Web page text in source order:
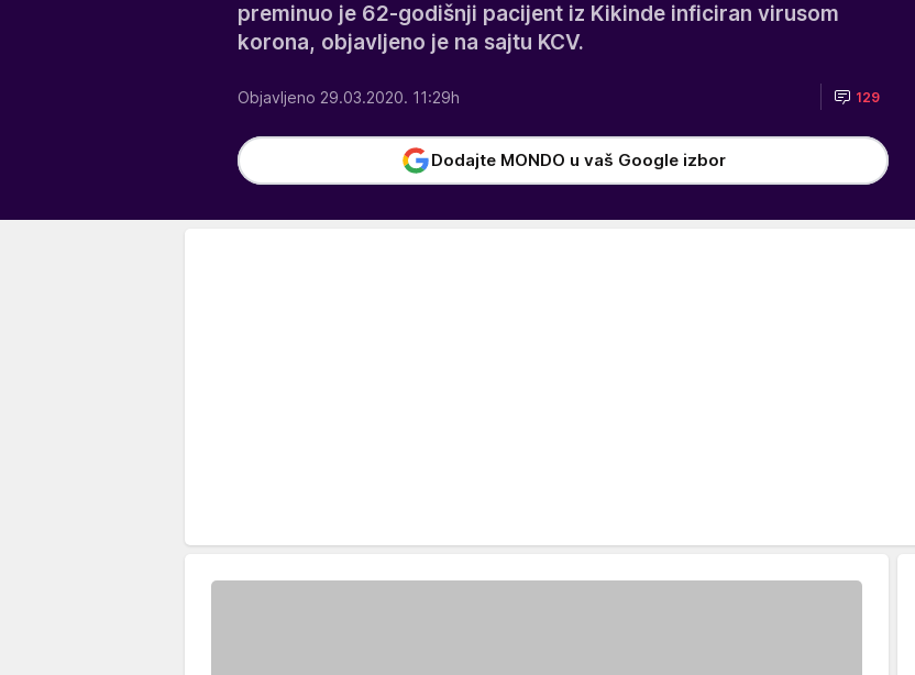
preminuo je 62-godišnji pacijent iz Kikinde inficiran virusom
korona, objavljeno je na sajtu KCV.
Objavljeno 29.03.2020. 11:29h 129
Dodajte MONDO u vaš Google izbor